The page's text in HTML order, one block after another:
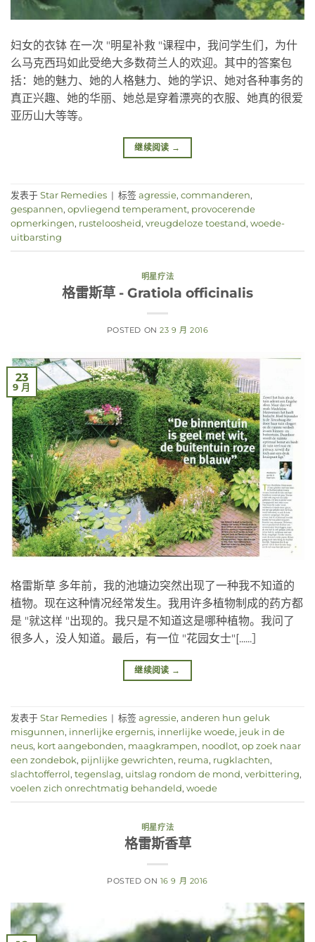
妇女的衣钵 在一次 "明星补救 "课程中，我问学生们，为什
么马克西玛如此受绝大多数荷兰人的欢迎。其中的答案包
括：她的魅力、她的人格魅力、她的学识、她对各种事务的
真正兴趣、她的华丽、她总是穿着漂亮的衣服、她真的很爱
亚历山大等等。
继续阅读 →
发表于 Star Remedies | 标签 agressie, commanderen,
gespannen, opvliegend temperament, provocerende
opmerkingen, rusteloosheid, vreugdeloze toestand, woede-
uitbarsting
明星疗法
格雷斯草 - Gratiola officinalis
POSTED ON23 9 月 2016
23
9 月
格雷斯草 多年前，我的池塘边突然出现了一种我不知道的
植物。现在这种情况经常发生。我用许多植物制成的药方都
是 "就这样 "出现的。我只是不知道这是哪种植物。我问了
很多人，没人知道。最后，有一位 "花园女士"[......］
继续阅读 →
发表于 Star Remedies | 标签 agressie, anderen hun geluk
misgunnen, innerlijke ergernis, innerlijke woede, jeuk in de
neus, kort aangebonden, maagkrampen, noodlot, op zoek naar
een zondebok, pijnlijke gewrichten, reuma, rugklachten,
slachtofferrol, tegenslag, uitslag rondom de mond, verbittering,
voelen zich onrechtmatig behandeld, woede
明星疗法
格雷斯香草
POSTED ON 16 9 月 2016